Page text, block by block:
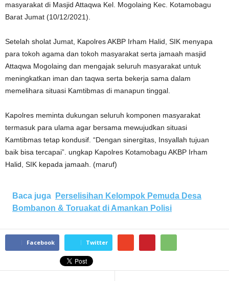
masyarakat di Masjid Attaqwa Kel. Mogolaing Kec. Kotamobagu
Barat Jumat (10/12/2021).
Setelah sholat Jumat, Kapolres AKBP Irham Halid, SIK menyapa
para tokoh agama dan tokoh masyarakat serta jamaah masjid
Attaqwa Mogolaing dan mengajak seluruh masyarakat untuk
meningkatkan iman dan taqwa serta bekerja sama dalam
memelihara situasi Kamtibmas di manapun tinggal.
Kapolres meminta dukungan seluruh komponen masyarakat
termasuk para ulama agar bersama mewujudkan situasi
Kamtibmas tetap kondusif. “Dengan sinergitas, Insyallah tujuan
baik bisa tercapai”. ungkap Kapolres Kotamobagu AKBP Irham
Halid, SIK kepada jamaah. (maruf)
Baca juga
Perselisihan Kelompok Pemuda Desa
Bombanon & Toruakat di Amankan Polisi
Facebook Twitter